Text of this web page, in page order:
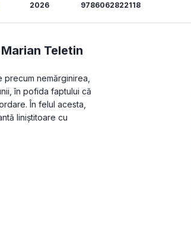
2026 9786062822118
Marian Teletin
nemărginirea,
în pofida faptului că
În felul acesta,
liniștitoare cu